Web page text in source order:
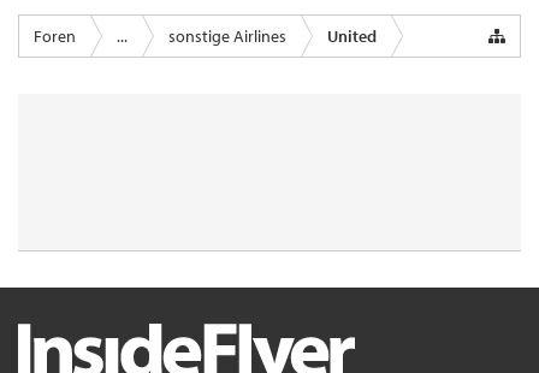
Foren ... sonstige Airlines United